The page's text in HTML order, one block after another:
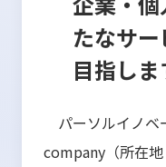
たなサ
目指しま
パーソルイノベ
company（所在地